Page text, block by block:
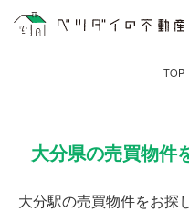
TOP
大分県の売買物件
大分駅の売買物件をお探